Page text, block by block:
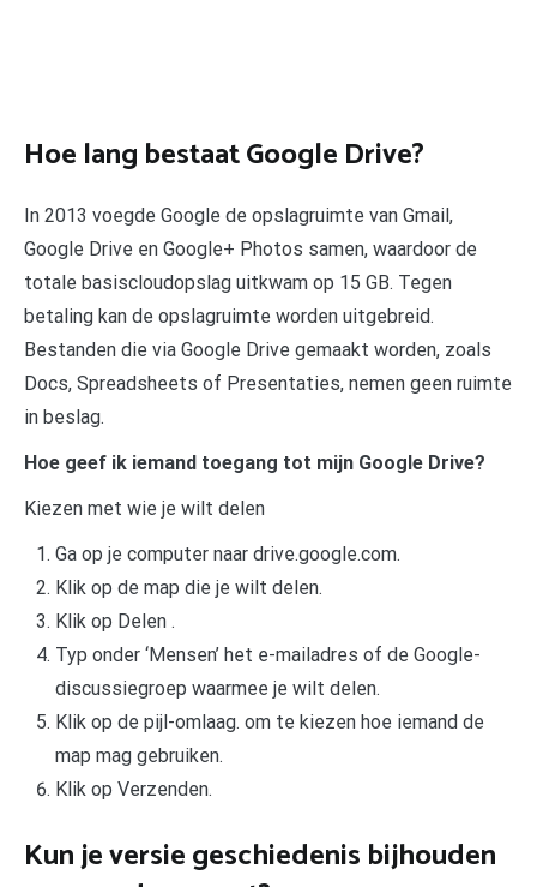
Hoe lang bestaat Google Drive?
In 2013 voegde Google de opslagruimte van Gmail,
Google Drive en Google+ Photos samen, waardoor de
totale basiscloudopslag uitkwam op 15 GB. Tegen
betaling kan de opslagruimte worden uitgebreid.
Bestanden die via Google Drive gemaakt worden, zoals
Docs, Spreadsheets of Presentaties, nemen geen ruimte
in beslag.
Hoe geef ik iemand toegang tot mijn Google Drive?
Kiezen met wie je wilt delen
Ga op je computer naar drive.google.com.
Klik op de map die je wilt delen.
Klik op Delen .
Typ onder ‘Mensen’ het e-mailadres of de Google-
discussiegroep waarmee je wilt delen.
Klik op de pijl-omlaag. om te kiezen hoe iemand de
map mag gebruiken.
Klik op Verzenden.
Kun je versie geschiedenis bijhouden